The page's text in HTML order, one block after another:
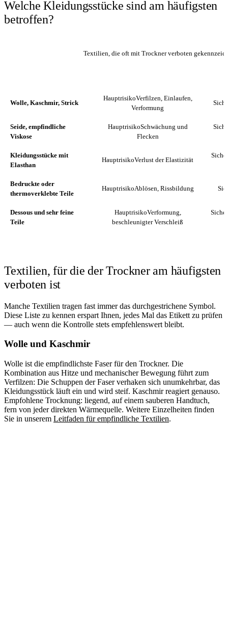
Welche Kleidungsstücke sind am häufigsten
betroffen?
Textilien, die oft mit Trockner verboten
Wolle, Kaschmir, Strick
HauptrisikoVerfilzen, Einlaufen,
Verformung
Seide, empfindliche
Viskose
HauptrisikoSchwächung und
Flecken
Kleidungsstücke mit
Elasthan
HauptrisikoVerlust der Elastizität
Bedruckte oder
thermoverklebte Teile
HauptrisikoAblösen, Rissbildung
Dessous und sehr feine
Teile
HauptrisikoVerformung,
beschleunigter Verschleiß
Textilien, für die der Trockner am häufigsten
verboten ist
Manche Textilien tragen fast immer das durchgestrichene Symbol.
Diese Liste zu kennen erspart Ihnen, jedes Mal das Etikett zu prüfen
— auch wenn die Kontrolle stets empfehlenswert bleibt.
Wolle und Kaschmir
Wolle ist die empfindlichste Faser für den Trockner. Die
Kombination aus Hitze und mechanischer Bewegung führt zum
Verfilzen: Die Schuppen der Faser verhaken sich unumkehrbar, das
Kleidungsstück läuft ein und wird steif. Kaschmir reagiert genauso.
Empfohlene Trocknung: liegend, auf einem sauberen Handtuch,
fern von jeder direkten Wärmequelle. Weitere Einzelheiten finden
Sie in unserem Leitfaden für empfindliche Textilien.